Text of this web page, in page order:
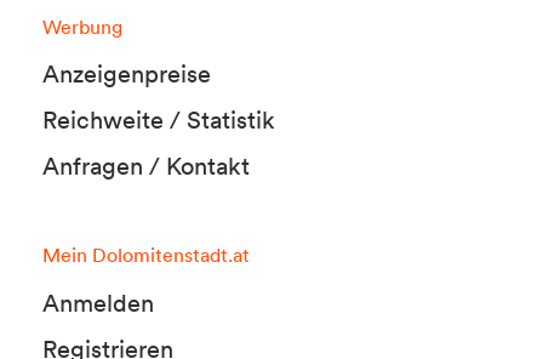
Werbung
Anzeigenpreise
Reichweite / Statistik
Anfragen / Kontakt
Mein Dolomitenstadt.at
Anmelden
Registrieren